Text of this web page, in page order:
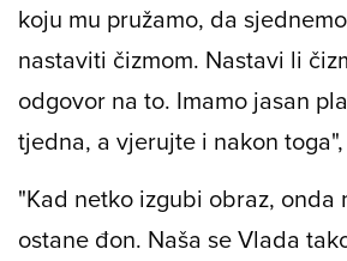
koju mu pružamo, da
nastaviti čizmom. Nastavi li
odgovor na to. Imamo jasan
tjedna, a vjerujte i nakon
"Kad netko izgubi obraz, onda
ostane đon. Naša se Vlada